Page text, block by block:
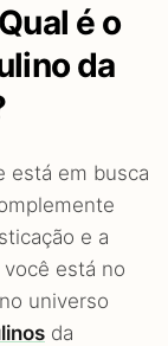
é o
da
está em busca
e a
está no
universo
da